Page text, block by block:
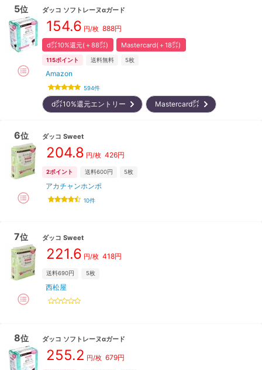
5位 ダッコ ソフトレーヌαガード
154.6 円/枚 888円
d㌽10%還元(＋88㌽) Mastercard(＋18㌽)
115ポイント 送料無料 5枚
Amazon
594件
d㌽10%還元エントリー Mastercard㌽
6位 ダッコ Sweet
204.8 円/枚 426円
2ポイント 送料600円 5枚
アカチャンホンポ
10件
7位 ダッコ Sweet
221.6 円/枚 418円
送料690円 5枚
西松屋
8位 ダッコ ソフトレーヌαガード
255.2 円/枚 679円